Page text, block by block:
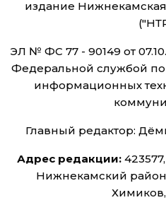
издание
ЭЛ № ФС 77 - 90149 от
Федеральной службой по
информационных
Главный редактор:
Адрес редакции:
Нижнекамский